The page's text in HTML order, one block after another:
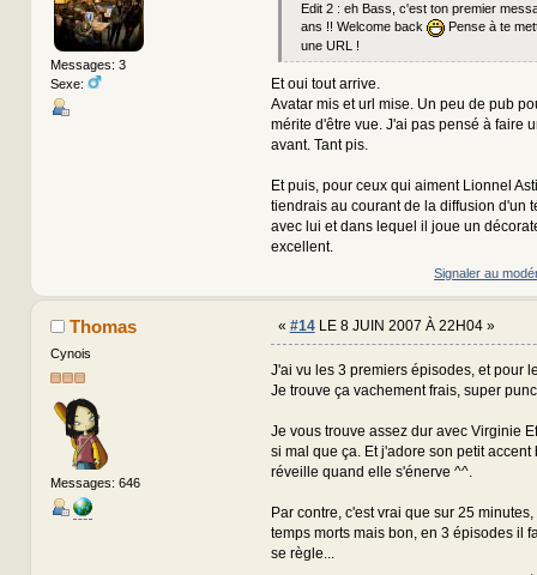
Messages: 3
Sexe:
Edit 2 : eh Bass, c'est ton premier
ans !! Welcome back
Pense à te
une URL !
Et oui tout arrive.
Avatar mis et url mise. Un peu de pub
mérite d'être vue. J'ai pas pensé à faire
avant. Tant pis.
Et puis, pour ceux qui aiment Lionnel
tiendrais au courant de la diffusion d'un
avec lui et dans lequel il joue un
excellent.
Signaler au
Thomas
Cynois
Messages: 646
« #14LE 8 JUIN 2007 À 22H04 »
J'ai vu les 3 premiers épisodes, et pour
Je trouve ça vachement frais, super
Je vous trouve assez dur avec Virginie
si mal que ça. Et j'adore son petit accent
réveille quand elle s'énerve ^^.
Par contre, c'est vrai que sur 25
temps morts mais bon, en 3 épisodes il
se règle...